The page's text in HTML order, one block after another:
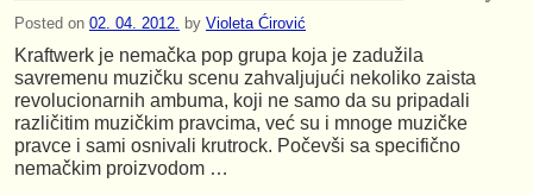
Posted on 02. 04. 2012. by Violeta Ćirović
Kraftwerk je nemačka pop grupa koja je zadužila
savremenu muzičku scenu zahvaljujući nekoliko zaista
revolucionarnih ambuma, koji ne samo da su pripadali
različitim muzičkim pravcima, već su i mnoge muzičke
pravce i sami osnivali krutrock. Počevši sa specifično
nemačkim proizvodom …